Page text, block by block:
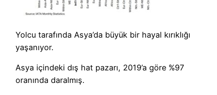
Yolcu tarafında Asya’da büyük bir hayal kırıklığı
yaşanıyor.
Asya içindeki dış hat pazarı, 2019’a göre %97
oranında daralmış.